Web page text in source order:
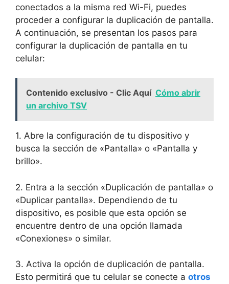
conectados a la misma red Wi-Fi, puedes
proceder a configurar la duplicación de pantalla.
A continuación, se presentan los pasos para
configurar la duplicación de pantalla en tu
celular:
Contenido exclusivo - Clic Aquí Cómo abrir
un archivo TSV
1. Abre la configuración de tu dispositivo y
busca la sección de «Pantalla» o «Pantalla y
brillo».
2. Entra a la sección «Duplicación de pantalla» o
«Duplicar pantalla». Dependiendo de tu
dispositivo, es posible que esta opción se
encuentre dentro de una opción llamada
«Conexiones» o similar.
3. Activa la opción de duplicación de pantalla.
Esto permitirá que tu celular se conecte a otros